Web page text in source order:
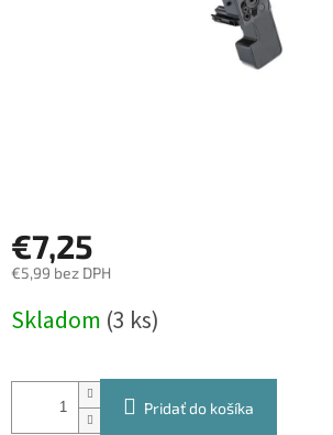
€7,25
€5,99 bez DPH
cena:
Skladom (3 ks)
Pridať do košíka